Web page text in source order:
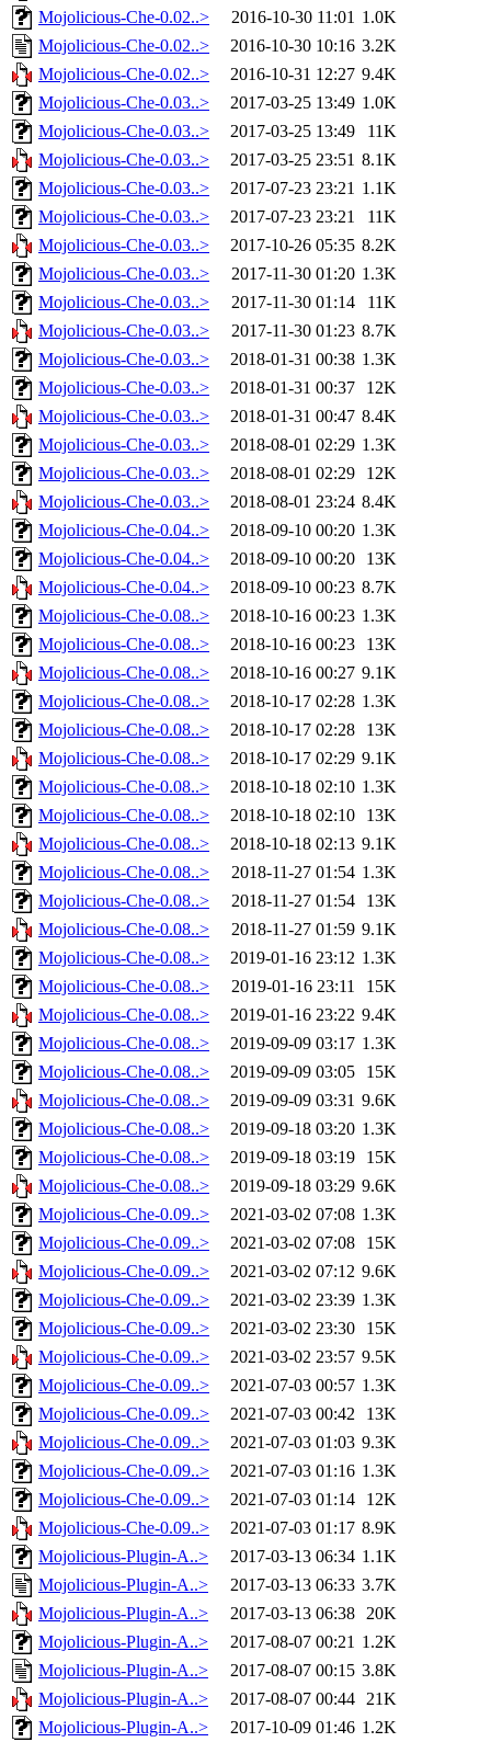
Mojolicious-Che-0.02..>
2016-10-30 11:01 1.0K
Mojolicious-Che-0.02..>
2016-10-30 10:16 3.2K
Mojolicious-Che-0.02..>
2016-10-31 12:27 9.4K
Mojolicious-Che-0.03..>
2017-03-25 13:49 1.0K
Mojolicious-Che-0.03..>
2017-03-25 13:49
11K
Mojolicious-Che-0.03..>
2017-03-25 23:51 8.1K
Mojolicious-Che-0.03..>
2017-07-23 23:21 1.1K
Mojolicious-Che-0.03..>
2017-07-23 23:21
11K
Mojolicious-Che-0.03..>
2017-10-26 05:35 8.2K
Mojolicious-Che-0.03..>
2017-11-30 01:20 1.3K
Mojolicious-Che-0.03..>
2017-11-30 01:14
11K
Mojolicious-Che-0.03..>
2017-11-30 01:23 8.7K
Mojolicious-Che-0.03..>
2018-01-31 00:38 1.3K
Mojolicious-Che-0.03..>
2018-01-31 00:37
12K
Mojolicious-Che-0.03..>
2018-01-31 00:47 8.4K
Mojolicious-Che-0.03..>
2018-08-01 02:29 1.3K
Mojolicious-Che-0.03..>
2018-08-01 02:29
12K
Mojolicious-Che-0.03..>
2018-08-01 23:24 8.4K
Mojolicious-Che-0.04..>
2018-09-10 00:20 1.3K
Mojolicious-Che-0.04..>
2018-09-10 00:20
13K
Mojolicious-Che-0.04..>
2018-09-10 00:23 8.7K
Mojolicious-Che-0.08..>
2018-10-16 00:23 1.3K
Mojolicious-Che-0.08..>
2018-10-16 00:23
13K
Mojolicious-Che-0.08..>
2018-10-16 00:27 9.1K
Mojolicious-Che-0.08..>
2018-10-17 02:28 1.3K
Mojolicious-Che-0.08..>
2018-10-17 02:28
13K
Mojolicious-Che-0.08..>
2018-10-17 02:29 9.1K
Mojolicious-Che-0.08..>
2018-10-18 02:10 1.3K
Mojolicious-Che-0.08..>
2018-10-18 02:10
13K
Mojolicious-Che-0.08..>
2018-10-18 02:13 9.1K
Mojolicious-Che-0.08..>
2018-11-27 01:54 1.3K
Mojolicious-Che-0.08..>
2018-11-27 01:54
13K
Mojolicious-Che-0.08..>
2018-11-27 01:59 9.1K
Mojolicious-Che-0.08..>
2019-01-16 23:12 1.3K
Mojolicious-Che-0.08..>
2019-01-16 23:11
15K
Mojolicious-Che-0.08..>
2019-01-16 23:22 9.4K
Mojolicious-Che-0.08..>
2019-09-09 03:17 1.3K
Mojolicious-Che-0.08..>
2019-09-09 03:05
15K
Mojolicious-Che-0.08..>
2019-09-09 03:31 9.6K
Mojolicious-Che-0.08..>
2019-09-18 03:20 1.3K
Mojolicious-Che-0.08..>
2019-09-18 03:19
15K
Mojolicious-Che-0.08..>
2019-09-18 03:29 9.6K
Mojolicious-Che-0.09..>
2021-03-02 07:08 1.3K
Mojolicious-Che-0.09..>
2021-03-02 07:08
15K
Mojolicious-Che-0.09..>
2021-03-02 07:12 9.6K
Mojolicious-Che-0.09..>
2021-03-02 23:39 1.3K
Mojolicious-Che-0.09..>
2021-03-02 23:30
15K
Mojolicious-Che-0.09..>
2021-03-02 23:57 9.5K
Mojolicious-Che-0.09..>
2021-07-03 00:57 1.3K
Mojolicious-Che-0.09..>
2021-07-03 00:42
13K
Mojolicious-Che-0.09..>
2021-07-03 01:03 9.3K
Mojolicious-Che-0.09..>
2021-07-03 01:16 1.3K
Mojolicious-Che-0.09..>
2021-07-03 01:14
12K
Mojolicious-Che-0.09..>
2021-07-03 01:17 8.9K
Mojolicious-Plugin-A..>
2017-03-13 06:34 1.1K
Mojolicious-Plugin-A..>
2017-03-13 06:33 3.7K
Mojolicious-Plugin-A..>
2017-03-13 06:38 20K
Mojolicious-Plugin-A..>
2017-08-07 00:21 1.2K
Mojolicious-Plugin-A..>
2017-08-07 00:15 3.8K
Mojolicious-Plugin-A..>
2017-08-07 00:44 21K
Mojolicious-Plugin-A..>
2017-10-09 01:46 1.2K